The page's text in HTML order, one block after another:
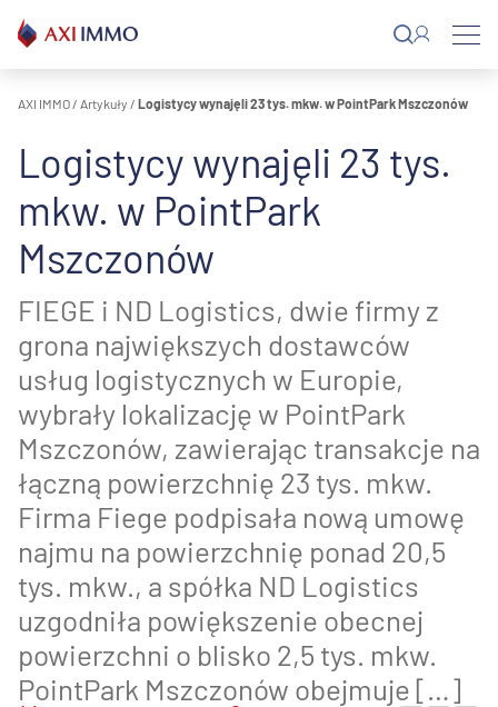
do
treści
AXI IMMO / Artykuły / Logistycy wynajęli 23 tys. mkw. w PointPark Mszczonów
Logistycy wynajęli 23 tys.
mkw. w PointPark
Mszczonów
FIEGE i ND Logistics, dwie firmy z
grona największych dostawców
usług logistycznych w Europie,
wybrały lokalizację w PointPark
Mszczonów, zawierając transakcje na
łączną powierzchnię 23 tys. mkw.
Firma Fiege podpisała nową umowę
najmu na powierzchnię ponad 20,5
tys. mkw., a spółka ND Logistics
uzgodniła powiększenie obecnej
powierzchni o blisko 2,5 tys. mkw.
PointPark Mszczonów obejmuje […]